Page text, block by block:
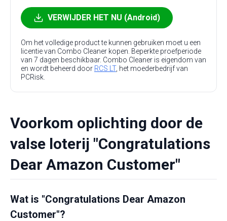
VERWIJDER HET NU (Android)
Om het volledige product te kunnen gebruiken moet u een
licentie van Combo Cleaner kopen. Beperkte proefperiode
van 7 dagen beschikbaar. Combo Cleaner is eigendom van
en wordt beheerd door RCS LT, het moederbedrijf van
PCRisk.
Voorkom oplichting door de
valse loterij "Congratulations
Dear Amazon Customer"
Wat is "Congratulations Dear Amazon
Customer"?